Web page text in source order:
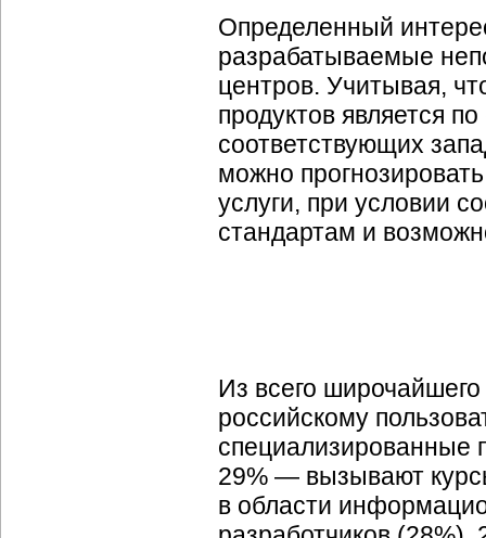
Определенный
разрабатываемые
центров. Учитывая,
продуктов является
соответствующих
можно
услуги, при условии
стандартам и
Из всего
российскому
специализированные
29% — вызывают
в области